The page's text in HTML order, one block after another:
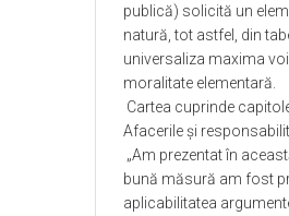
publică) solicită un
natură, tot astfel, din
universaliza maxima
moralitate elementară.
Cartea cuprinde
Afacerile și
„Am prezentat în
bună măsură am fost
aplicabilitatea